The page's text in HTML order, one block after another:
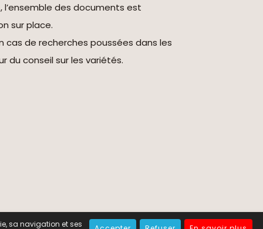
sa navigation et ses
l’ensemble des documents est
sur place.
cas de recherches poussées dans les
du conseil sur les variétés.
des cookies-Contact